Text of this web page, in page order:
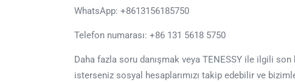
WhatsApp: +8613156185750
Telefon numarası: +86 131 5618 5750
Daha fazla soru danışmak veya TENESSY ile ilgili
isterseniz sosyal hesaplarımızı takip edebilir ve